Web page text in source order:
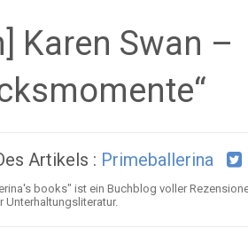
Karen Swan –
Artikels : Primeballerina
books" ist ein Buchblog voller
Unterhaltungsliteratur.